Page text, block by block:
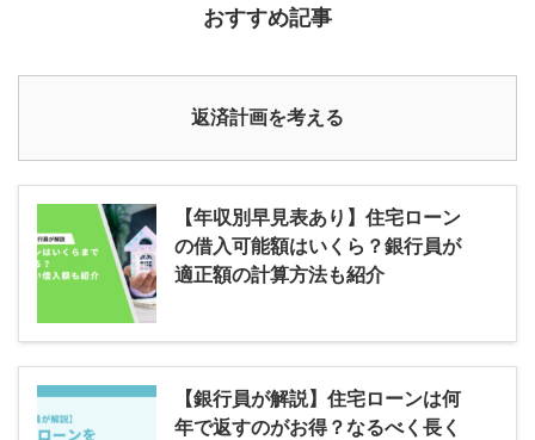
おすすめ記事
返済計画を考える
【年収別早見表あり】住宅ローン
の借入可能額はいくら？銀行員が
適正額の計算方法も紹介
【銀行員が解説】住宅ローンは何
年で返すのがお得？なるべく長く